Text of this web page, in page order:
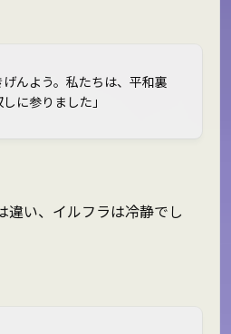
げんよう。私たちは、平和裏
に参りました」
違い、イルフラは冷静でし